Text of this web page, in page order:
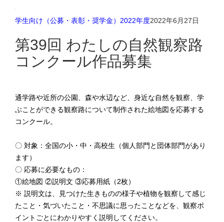
学生向け（公募・表彰・奨学金）2022年度2022年6月27日
第39回 わたしの自然観察路
コンクール作品募集
通学路や近所の公園、森や水辺など、身近な自然を観察、学
ぶことができる観察路について制作された絵地図を応募する
コンクール。
〇 対象：全国の小・中・高校生（個人部門と団体部門があり
ます）
〇 応募に必要なもの：
①絵地図 ②説明文 ③応募用紙（2枚）
※ 説明文は、見つけた生きものの様子や植物を観察して感じ
たこと・気づいたこと・不思議に思ったことなどを、観察ポ
イントごとにわかりやすく説明してください。